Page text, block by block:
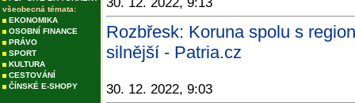
všeobecná témata:
EKONOMIKA
OSOBNÍ FINANCE
PRÁVO
SPORT
KULTURA
CESTOVÁNÍ
ČÍNSKÉ E-SHOPY
Rozbřesk: Koruna spolu s
silnější - Patria.cz
30. 12. 2022, 9:03